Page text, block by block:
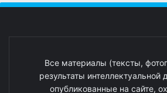
Все материалы (тексты,
результаты интеллектуальной
опубликованные на сайте,